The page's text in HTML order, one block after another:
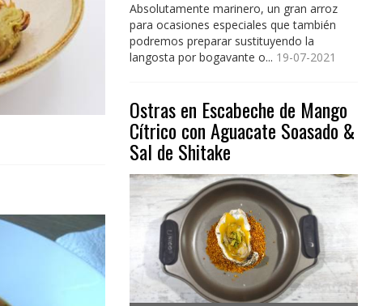
Absolutamente marinero, un gran arroz
para ocasiones especiales que también
podremos preparar sustituyendo la
langosta por bogavante o... 19-07-2021
Ostras en Escabeche de Mango
Cítrico con Aguacate Soasado &
Sal de Shitake